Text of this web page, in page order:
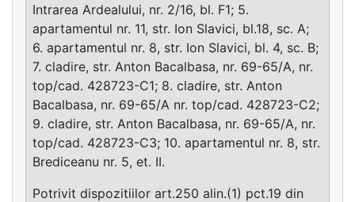
Intrarea Ardealului, nr. 2/16, bl. F1; 5.
apartamentul nr. 11, str. Ion Slavici, bl.18, sc. A;
6. apartamentul nr. 8, str. Ion Slavici, bl. 4, sc. B;
7. cladire, str. Anton Bacalbasa, nr. 69-65/A, nr.
top/cad. 428723-C1; 8. cladire, str. Anton
Bacalbasa, nr. 69-65/A nr. top/cad. 428723-C2;
9. cladire, str. Anton Bacalbasa, nr. 69-65/A, nr.
top/cad. 428723-C3; 10. apartamentul nr. 8, str.
Brediceanu nr. 5, et. II.
Potrivit dispozitiilor art.250 alin.(1) pct.19 din